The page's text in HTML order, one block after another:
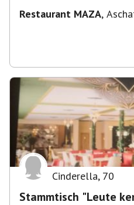
Restaurant MAZA,
Cinderella, 70
Stammtisch "Leute